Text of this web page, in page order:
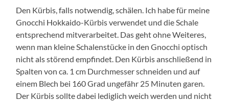
Den Kürbis, falls notwendig, schälen. Ich habe für meine
Gnocchi Hokkaido-Kürbis verwendet und die Schale
entsprechend mitverarbeitet. Das geht ohne Weiteres,
wenn man kleine Schalenstücke in den Gnocchi optisch
nicht als störend empfindet. Den Kürbis anschließend in
Spalten von ca. 1 cm Durchmesser schneiden und auf
einem Blech bei 160 Grad ungefähr 25 Minuten garen.
Der Kürbis sollte dabei lediglich weich werden und nicht